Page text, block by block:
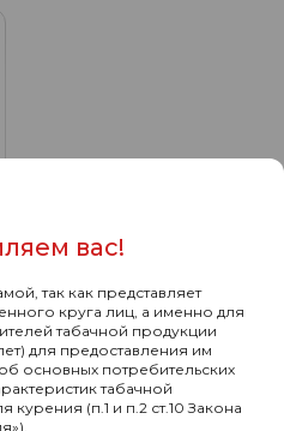
вас!
так как представляет
круга лиц, а именно для
табачной продукции
для предоставления им
основных потребительских
табачной
курения (п.1 и п.2 ст.10 Закона